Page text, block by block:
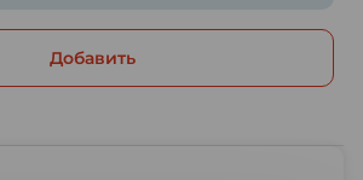
Добавить